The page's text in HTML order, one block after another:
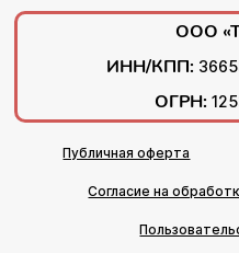
ООО
ИНН/КПП:
ОГРН:
Публичная оферта
Согласие на